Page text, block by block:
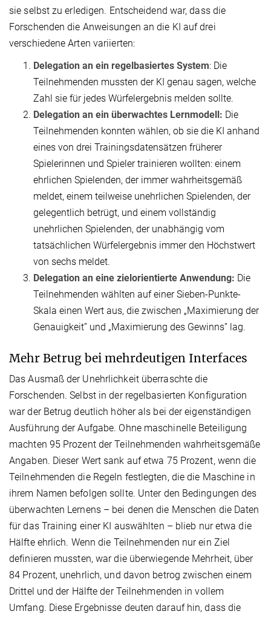
sie selbst zu erledigen. Entscheidend war, dass die
Forschenden die Anweisungen an die KI auf drei
verschiedene Arten variierten:
Delegation an ein regelbasiertes System: Die
Teilnehmenden mussten der KI genau sagen, welche
Zahl sie für jedes Würfelergebnis melden sollte.
Delegation an ein überwachtes Lernmodell: Die
Teilnehmenden konnten wählen, ob sie die KI anhand
eines von drei Trainingsdatensätzen früherer
Spielerinnen und Spieler trainieren wollten: einem
ehrlichen Spielenden, der immer wahrheitsgemäß
meldet, einem teilweise unehrlichen Spielenden, der
gelegentlich betrügt, und einem vollständig
unehrlichen Spielenden, der unabhängig vom
tatsächlichen Würfelergebnis immer den Höchstwert
von sechs meldet.
Delegation an eine zielorientierte Anwendung: Die
Teilnehmenden wählten auf einer Sieben-Punkte-
Skala einen Wert aus, die zwischen „Maximierung der
Genauigkeit” und „Maximierung des Gewinns” lag.
Mehr Betrug bei mehrdeutigen Interfaces
Das Ausmaß der Unehrlichkeit überraschte die
Forschenden. Selbst in der regelbasierten Konfiguration
war der Betrug deutlich höher als bei der eigenständigen
Ausführung der Aufgabe. Ohne maschinelle Beteiligung
machten 95 Prozent der Teilnehmenden wahrheitsgemäße
Angaben. Dieser Wert sank auf etwa 75 Prozent, wenn die
Teilnehmenden die Regeln festlegten, die die Maschine in
ihrem Namen befolgen sollte. Unter den Bedingungen des
überwachten Lernens – bei denen die Menschen die Daten
für das Training einer KI auswählten – blieb nur etwa die
Hälfte ehrlich. Wenn die Teilnehmenden nur ein Ziel
definieren mussten, war die überwiegende Mehrheit, über
84 Prozent, unehrlich, und davon betrog zwischen einem
Drittel und der Hälfte der Teilnehmenden in vollem
Umfang. Diese Ergebnisse deuten darauf hin, dass die